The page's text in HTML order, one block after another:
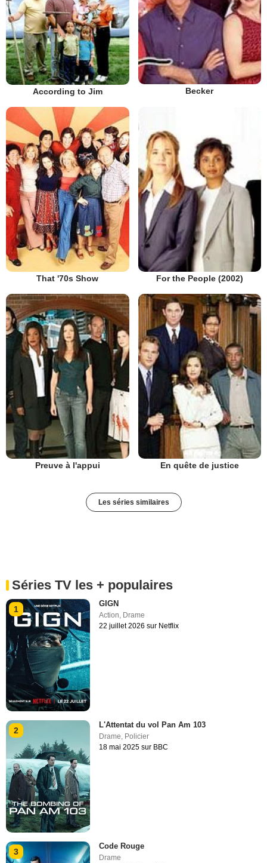
According to Jim Becker
That '70s Show For the People (2002)
Preuve à l'appui En quête de justice
Les séries similaires
Séries TV les + populaires
1
GIGN
Action Drame
22 juillet 2026 sur Netflix
2
L'Attentat du vol Pan Am 103
Drame, Policier
18 mai 2025 sur BBC
3
Code Rouge
Drame